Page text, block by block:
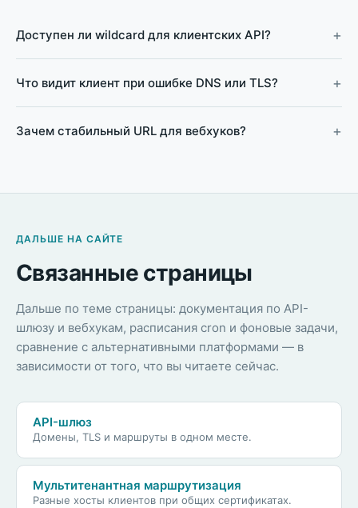
Доступен ли wildcard для клиентских API?
Что видит клиент при ошибке DNS или TLS?
Зачем стабильный URL для вебхуков?
ДАЛЬШЕ НА САЙТЕ
Связанные страницы
Дальше по теме страницы: документация по API-
шлюзу и вебхукам, расписания cron и фоновые задачи,
сравнение с альтернативными платформами — в
зависимости от того, что вы читаете сейчас.
API-шлюз
Домены, TLS и маршруты в одном месте.
Мультитенантная маршрутизация
Разные хосты клиентов при общих сертификатах.